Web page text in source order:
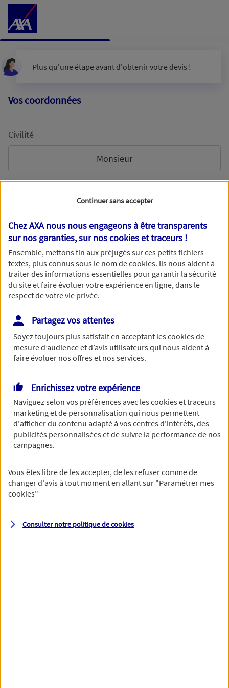
Accéder au Contenu
Plus qu'une étape avant d'obtenir votre devis !
Vos coordonnées
Civilité
Monsieur
Nom
Prénom
Date de Naissance
Numéro de téléphone
accompagner dans les prochaines étapes de votre souscription.
Continuer sans accepter
Chez AXA nous nous engageons à être transparents
sur nos garanties, sur noscookies et traceurs !
Ensemble, mettons fin aux préjugés sur ces petits fichiers
textes, plus connus sous le nom decookies. Ils nous aident à
traiter des informations essentielles pour garantir la sécurité
du site et faire évoluer votre expérience en ligne, dans le
respect de votre vie privée.
Partagez vos attentes
Soyez toujours plus satisfait en acceptant lescookiesde
mesure d’audience et d’avis utilisateurs qui nous aident à
faire évoluer nos offres et nos services.
Enrichissez votre expérience
Naviguez selon vos préférences avec lescookies et traceurs
marketing et de personnalisation qui nous permettent
d'afficher du contenu adapté à vos centres d'intérêts, des
publicités personnalisées et de suivre la performance de nos
campagnes.
Vous êtes libre de les accepter, de les refuser comme de
changer d'avis à tout moment en allant sur "Paramétrer mes
cookies"
Consulter notre politique decookies